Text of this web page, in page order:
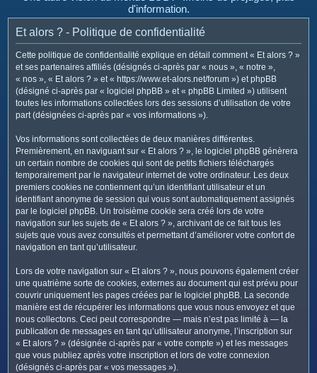
e
d'information.
Et alors ? - Politique de confidentialité
Cette politique de confidentialité explique en détail comment « Et alors ? »
et ses partenaires affiliés (désignés ci-après par « nous », « notre »,
« nos », « Et alors ? » et « https://www.et-alors.net/forum ») et phpBB
(désigné ci-après par « logiciel phpBB » et « phpBB Limited ») utilisent
toutes les informations collectées lors des sessions d’utilisation de votre
part (désignées ci-après par « vos informations »).
Vos informations sont collectées de deux manières différentes.
Premièrement, en naviguant sur « Et alors ? », le logiciel phpBB génèrera
un certain nombre de cookies qui sont de petits fichiers téléchargés
temporairement par le navigateur internet de votre ordinateur. Les deux
premiers cookies ne contiennent qu’un identifiant utilisateur et un
identifiant anonyme de session qui vous sont automatiquement assignés
par le logiciel phpBB. Un troisième cookie sera créé lors de votre
navigation sur les sujets de « Et alors ? », archivant de ce fait tous les
sujets que vous avez consultés et permettant d’améliorer votre confort de
navigation en tant qu’utilisateur.
Lors de votre navigation sur « Et alors ? », nous pouvons également créer
une quatrième sorte de cookies, externes au document qui est prévu pour
couvrir uniquement les pages créées par le logiciel phpBB. La seconde
manière est de récupérer les informations que vous nous envoyez et que
nous collectons. Ceci peut correspondre — mais n’est pas limité à — la
publication de messages en tant qu’utilisateur anonyme, l’inscription sur
« Et alors ? » (désignée ci-après par « votre compte ») et les messages
que vous publiez après votre inscription et lors de votre connexion
(désignés ci-après par « vos messages »).